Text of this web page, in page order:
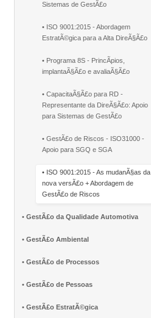
Sistemas de GestÃ£o
• ISO 9001:2015 - Abordagem
EstratÃ©gica para a Alta DireÃ§Ã£o
• Programa 8S - PrincÃ­pios,
implantaÃ§Ã£o e avaliaÃ§Ã£o
• CapacitaÃ§Ã£o para RD -
Representante da DireÃ§Ã£o: Apoio
para Sistemas de GestÃ£o
• GestÃ£o de Riscos - ISO31000 -
Apoio para SGQ e SGA
• ISO 9001:2015 - As mudanÃ§as da
nova versÃ£o + Abordagem de
GestÃ£o de Riscos
• GestÃ£o da Qualidade Automotiva
• GestÃ£o Ambiental
• GestÃ£o de Processos
• GestÃ£o de Pessoas
• GestÃ£o EstratÃ©gica